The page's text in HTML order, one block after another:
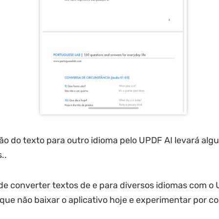
do texto para outro idioma pelo UPDF AI levará
converter textos de e para diversos idiomas com o
não baixar o aplicativo hoje e experimentar por